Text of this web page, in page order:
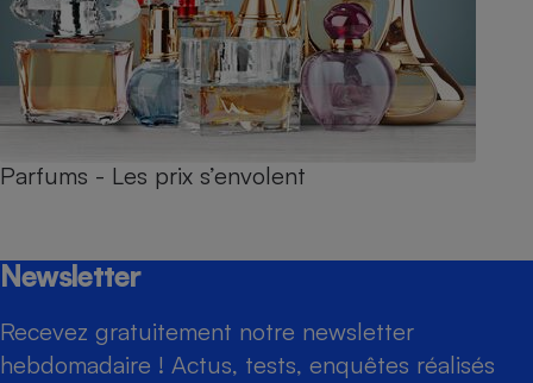
Parfums - Les prix s’envolent
Newsletter
Recevez gratuitement notre newsletter
hebdomadaire ! Actus, tests, enquêtes réalisés